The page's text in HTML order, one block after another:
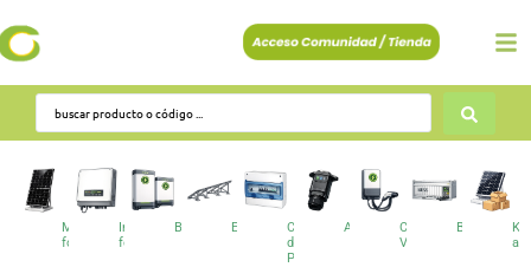
Módulos
fotovoltaicos
Inversores
fotovoltaicos
Baterías EstructurasCuadros
de
Protecciones
AccesoriosCargadores
VE
BESS